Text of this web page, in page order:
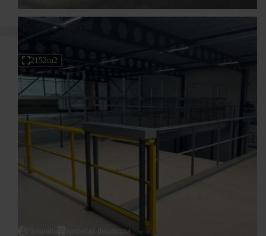
2152m2
Sprzedaż detaliczna